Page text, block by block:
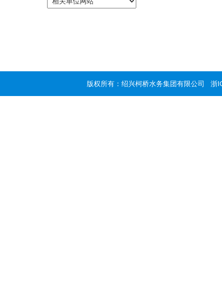
版权所有：绍兴柯桥水务集团有限公司 浙